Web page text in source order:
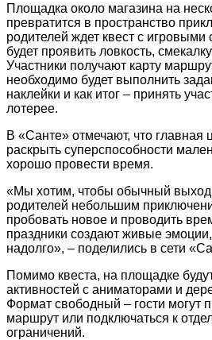
Площадка около магазина на
превратится в пространство
родителей ждет квест с игровыми
будет проявить ловкость,
Участники получают карту
необходимо будет выполнить
наклейки и как итог – принять
лотерее.
В «Санте» отмечают, что главная
раскрыть суперспособности
хорошо провести время.
«Мы хотим, чтобы обычный
родителей небольшим
пробовать новое и проводить
праздники создают живые
надолго», – поделились в сети
Помимо квеста, на площадке
активностей с аниматорами и
Формат свободный – гости могут
маршрут или подключаться к
ограничений.